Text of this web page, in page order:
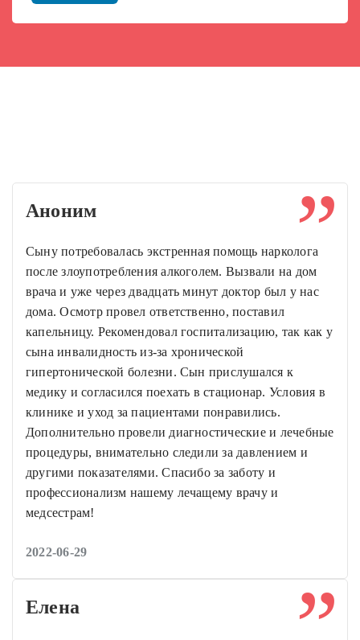
Аноним
Сыну потребовалась экстренная помощь нарколога
после злоупотребления алкоголем. Вызвали на дом
врача и уже через двадцать минут доктор был у нас
дома. Осмотр провел ответственно, поставил
капельницу. Рекомендовал госпитализацию, так как у
сына инвалидность из-за хронической
гипертонической болезни. Сын прислушался к
медику и согласился поехать в стационар. Условия в
клинике и уход за пациентами понравились.
Дополнительно провели диагностические и лечебные
процедуры, внимательно следили за давлением и
другими показателями. Спасибо за заботу и
профессионализм нашему лечащему врачу и
медсестрам!
2022-06-29
Елена